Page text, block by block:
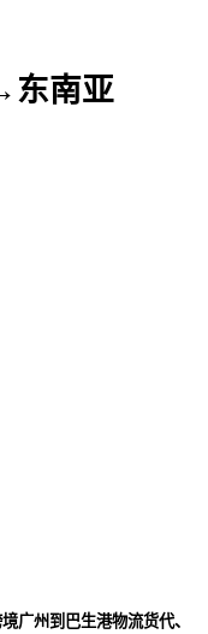
东南亚
广州到巴生港物流货代、